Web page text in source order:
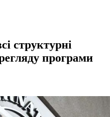
структурні
програми